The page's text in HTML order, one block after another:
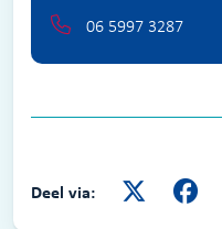
06 5997 3287
Deel via: